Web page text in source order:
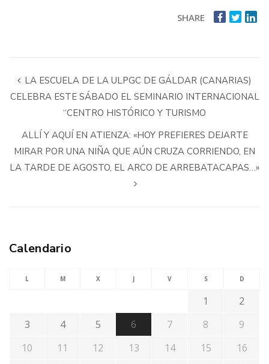
SHARE
LA ESCUELA DE LA ULPGC DE GÁLDAR (CANARIAS)
CELEBRA ESTE SÁBADO EL SEMINARIO INTERNACIONAL
“CENTRO HISTÓRICO Y TURISMO
ALLÍ Y AQUÍ EN ATIENZA: «HOY PREFIERES DEJARTE
MIRAR POR UNA NIÑA QUE AÚN CRUZA CORRIENDO, EN
LA TARDE DE AGOSTO, EL ARCO DE ARREBATACAPAS…»
Calendario
L M X J V S D
1
2
3
4 5 6 7 8
9
10
11 12 13 14 15
16